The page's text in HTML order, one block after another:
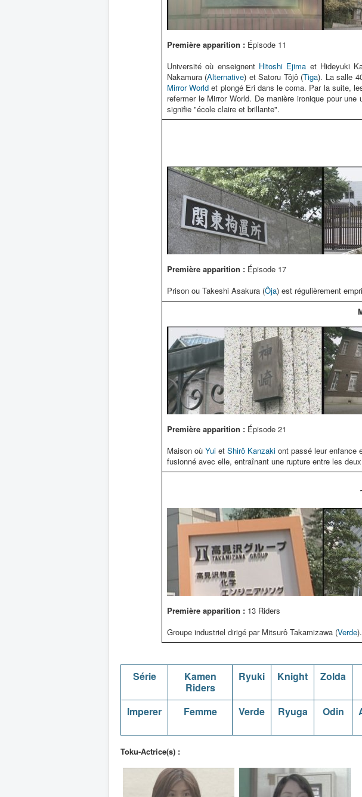
Première apparition : Épisode 11
Université où enseignent Hitoshi Ejima et Hideyuki
Nakamura (Alternative) et Satoru Tôjô (Tiga). La salle
Mirror World et plongé Eri dans le coma. Par la suite,
refermer le Mirror World. De manière ironique pour
signifie "école claire et brillante".
Première apparition : Épisode 17
Prison ou Takeshi Asakura (Ôja) est régulièrement
Première apparition : Épisode 21
Maison où Yui et Shirô Kanzaki ont passé leur enfance
fusionné avec elle, entraînant une rupture entre les
Première apparition : 13 Riders
Groupe industriel dirigé par Mitsurô Takamizawa (Verde).
Série
Kamen
Riders
Ryuki Knight Zolda
Imperer Femme Verde Ryuga Odin
Toku-Actrice(s) :